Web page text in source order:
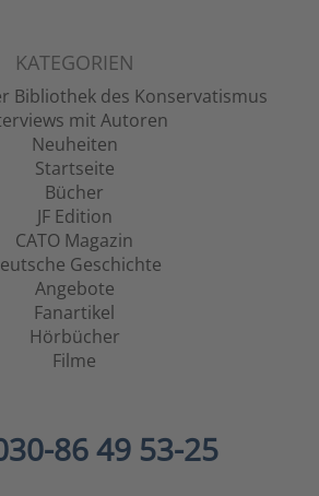
KATEGORIEN
Bibliothek des Konservatismus
mit Autoren
Neuheiten
Startseite
Bücher
JF Edition
CATO Magazin
Geschichte
Angebote
Fanartikel
Hörbücher
Filme
86 49 53-25